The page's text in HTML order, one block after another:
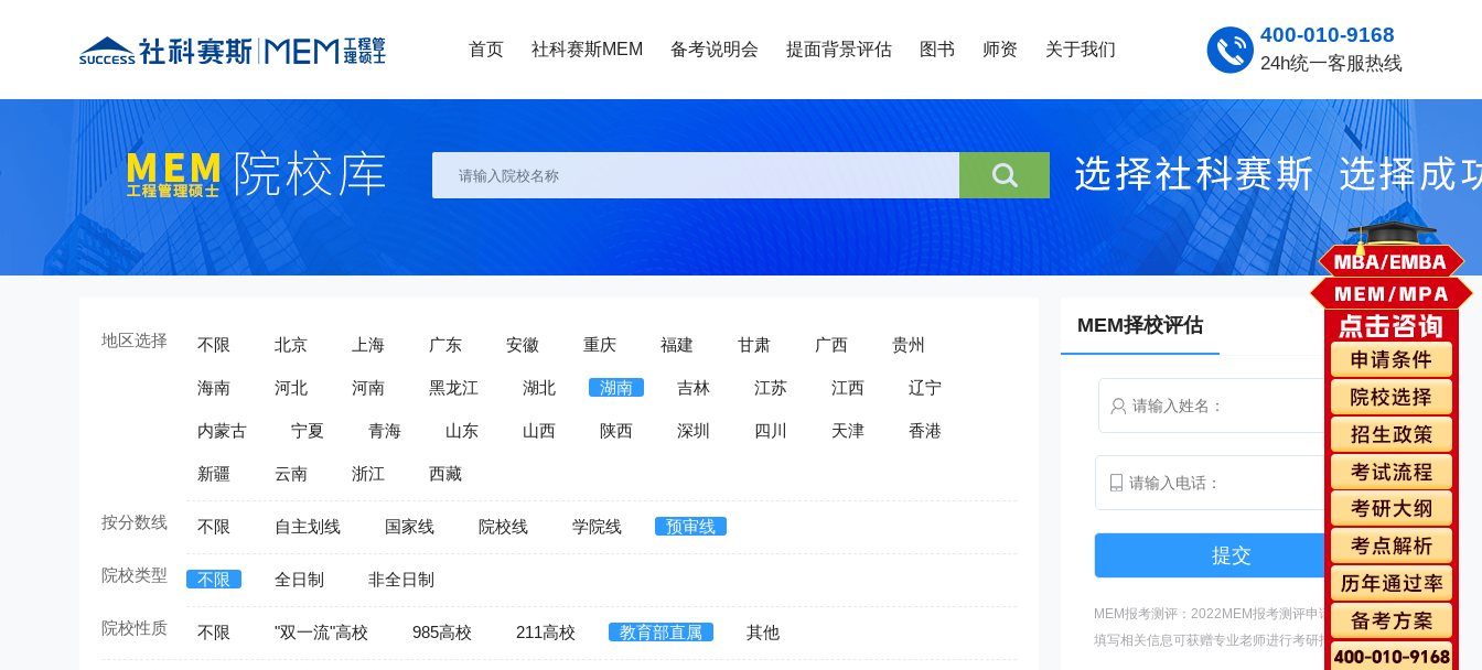
首页 社科赛斯MEM 备考说明会 提面背景评估 图书 师资 关于我们
400-010-9168
24h统一客服热线
地区选择 不限 北京 上海 广东 安徽 重庆 福建 甘肃 广西 贵州
海南 河北 河南 黑龙江 湖北 湖南 吉林 江苏 江西 辽宁
内蒙古 宁夏 青海 山东 山西 陕西 深圳 四川 天津 香港
新疆 云南 浙江 西藏
按分数线 不限 自主划线 国家线 院校线 学院线 预审线
院校类型 不限 全日制 非全日制
院校性质 不限 "双一流"高校 985高校 211高校 教育部直属 其他
MEM择校评估
MEM报考测评：2022MEM报考测评申请中，
填写相关信息可获赠专业老师进行考研指导。